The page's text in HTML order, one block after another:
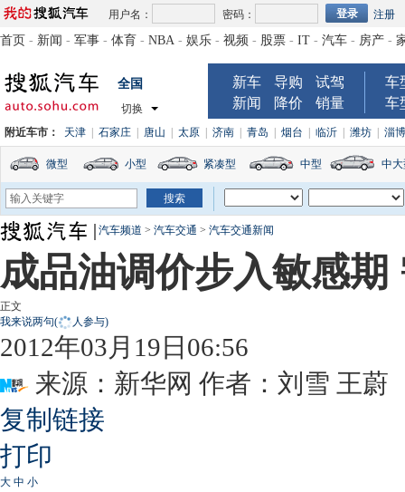
用户名： 密码： 注册
首页 - 新闻 - 军事 - 体育 - NBA - 娱乐 - 视频 - 股票 - IT - 汽车 - 房产 -
全国
切换
新车 导购
试驾
新闻
降价 销量
车
车
附近车市： 天津 石家庄 唐山 太原 济南 青岛 烟台 临沂 潍坊 淄博
微型 小型 紧凑型 中型 中
汽车频道 > 汽车交通 > 汽车交通新闻
成品油调价步入敏感
正文
我来说两句( 人参与)
2012年03月19日06:56
来源： 新华网 作者：刘雪 王蔚
复制链接
打印
大 中 小